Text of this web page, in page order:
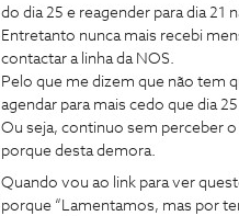
do dia 25 e reagender para dia 21
Entretanto nunca mais recebi
contactar a linha da NOS.
Pelo que me dizem que não tem
agendar para mais cedo que dia
Ou seja, continuo sem perceber o
porque desta demora.
Quando vou ao link para ver
porque “Lamentamos, mas por